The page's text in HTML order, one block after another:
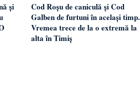
și
Cod Roșu de caniculă și Cod
Galben de furtuni în același timp.
Vremea trece de la o extremă la
alta în Timiș